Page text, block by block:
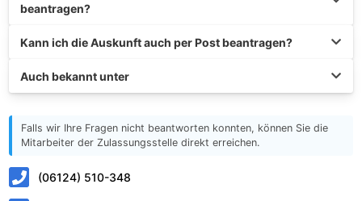
beantragen?
Kann ich die Auskunft auch per Post beantragen?
Auch bekannt unter
Falls wir Ihre Fragen nicht beantworten konnten, können Sie die
Mitarbeiter der Zulassungsstelle direkt erreichen.
(06124) 510-348